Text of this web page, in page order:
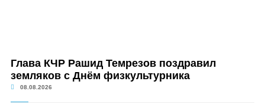
Глава КЧР Рашид Темрезов поздравил
земляков с Днём физкультурника
08.08.2026